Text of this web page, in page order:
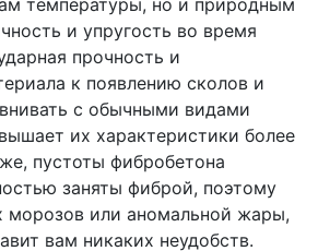
и упругость во время
прочность и
к появлению сколов и
с обычными видами
их характеристики более
пустоты фибробетона
заняты фиброй, поэтому
морозов или аномальной жары,
вам никаких неудобств.